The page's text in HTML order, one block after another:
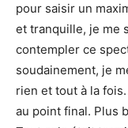
pour saisir un
et tranquille, je me
contempler ce
soudainement, je
rien et tout à la fois.
au point final. Plus